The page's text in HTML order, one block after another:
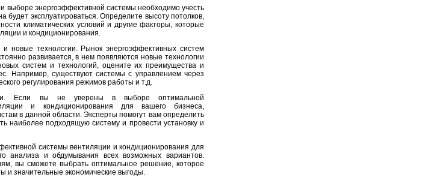
выборе энергоэффективной системы необходимо учесть
будет эксплуатироваться. Определите высоту потолков,
климатических условий и другие факторы, которые
и кондиционирования.
новые технологии. Рынок энергоэффективных систем
развивается, в нем появляются новые технологии
систем и технологий, оцените их преимущества и
Например, существуют системы с управлением через
регулирования режимов работы и т.д.
Если вы не уверены в выборе оптимальной
и кондиционирования для вашего бизнеса,
в данной области. Эксперты помогут вам определить
наиболее подходящую систему и провести установку и
системы вентиляции и кондиционирования для
анализа и обдумывания всех возможных вариантов.
вы сможете выбрать оптимальное решение, которое
и значительные экономические выгоды.